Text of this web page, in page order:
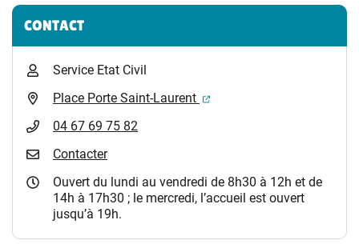
Informations complémentaires
CONTACT
Service Etat Civil
Place Porte Saint-Laurent
(ouverture dans un
04 67 69 75 82
Contacter
Ouvert du lundi au vendredi de 8h30 à 12h et de
14h à 17h30 ; le mercredi, l’accueil est ouvert
jusqu’à 19h.